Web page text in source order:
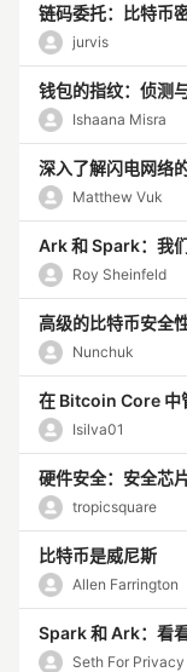
链码委托：比特币
jurvis
钱包的指纹：侦测
Ishaana Misra
Matthew Vuk
Ark 和 Spark：我
Roy Sheinfeld
Nunchuk
在 Bitcoin Core 中
Isilva01
硬件安全：安全芯
tropicsquare
比特币是威尼斯
Allen Farrington
Seth For Privacy